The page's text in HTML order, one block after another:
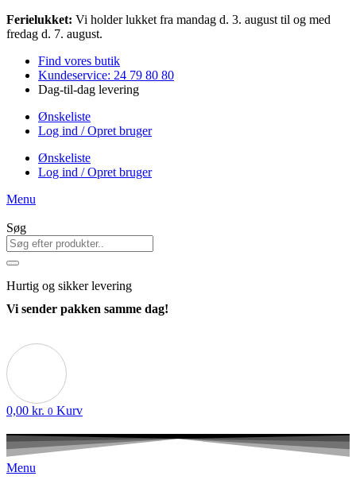
Videre
til
Ferielukket: Vi holder lukket fra mandag d. 3. august til og med
fredag d. 7. august.
Find vores butik
Kundeservice: 24 79 80 80
Dag-til-dag levering
Ønskeliste
Log ind / Opret bruger
Ønskeliste
Log ind / Opret bruger
Menu
Søg
Hurtig og sikker levering
Vi sender pakken samme dag!
0,00 kr. 0 Kurv
Menu